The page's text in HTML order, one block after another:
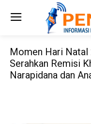
Momen Hari Natal
Serahkan Remisi
Narapidana dan